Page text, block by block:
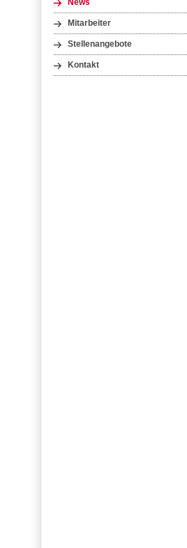
News
Mitarbeiter
Stellenangebote
Kontakt